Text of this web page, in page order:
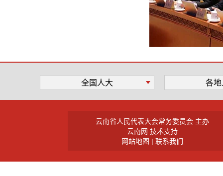
全国人大 各
云南省人民代表大会常务委员会 主办
云南网 技术支持
网站地图 | 联系我们